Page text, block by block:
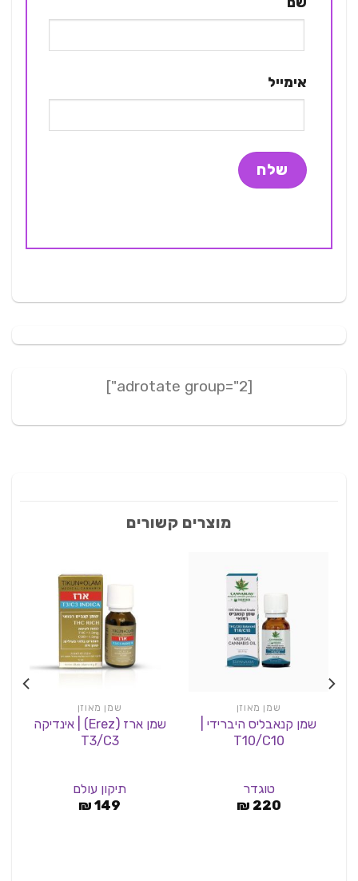
אימייל
מוצרים קשורים
שמן מאוזן
שמן קנאבליס היברידי |
T10/C10
טוגדר
220
₪
שמן מאוזן
שמן ארז (Erez) | אינדיקה
T3/C3
תיקון עולם
149
₪